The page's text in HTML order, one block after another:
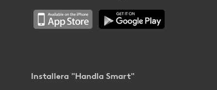
Installera "Handla Smart"